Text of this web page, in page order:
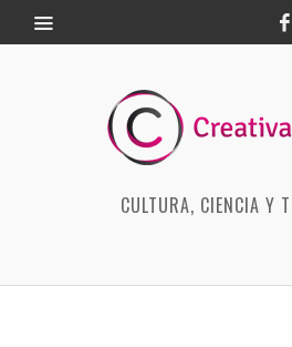
CULTURA, CIENCIA Y